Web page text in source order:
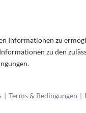
Informationen zu
zu den
Terms & Bedingungen